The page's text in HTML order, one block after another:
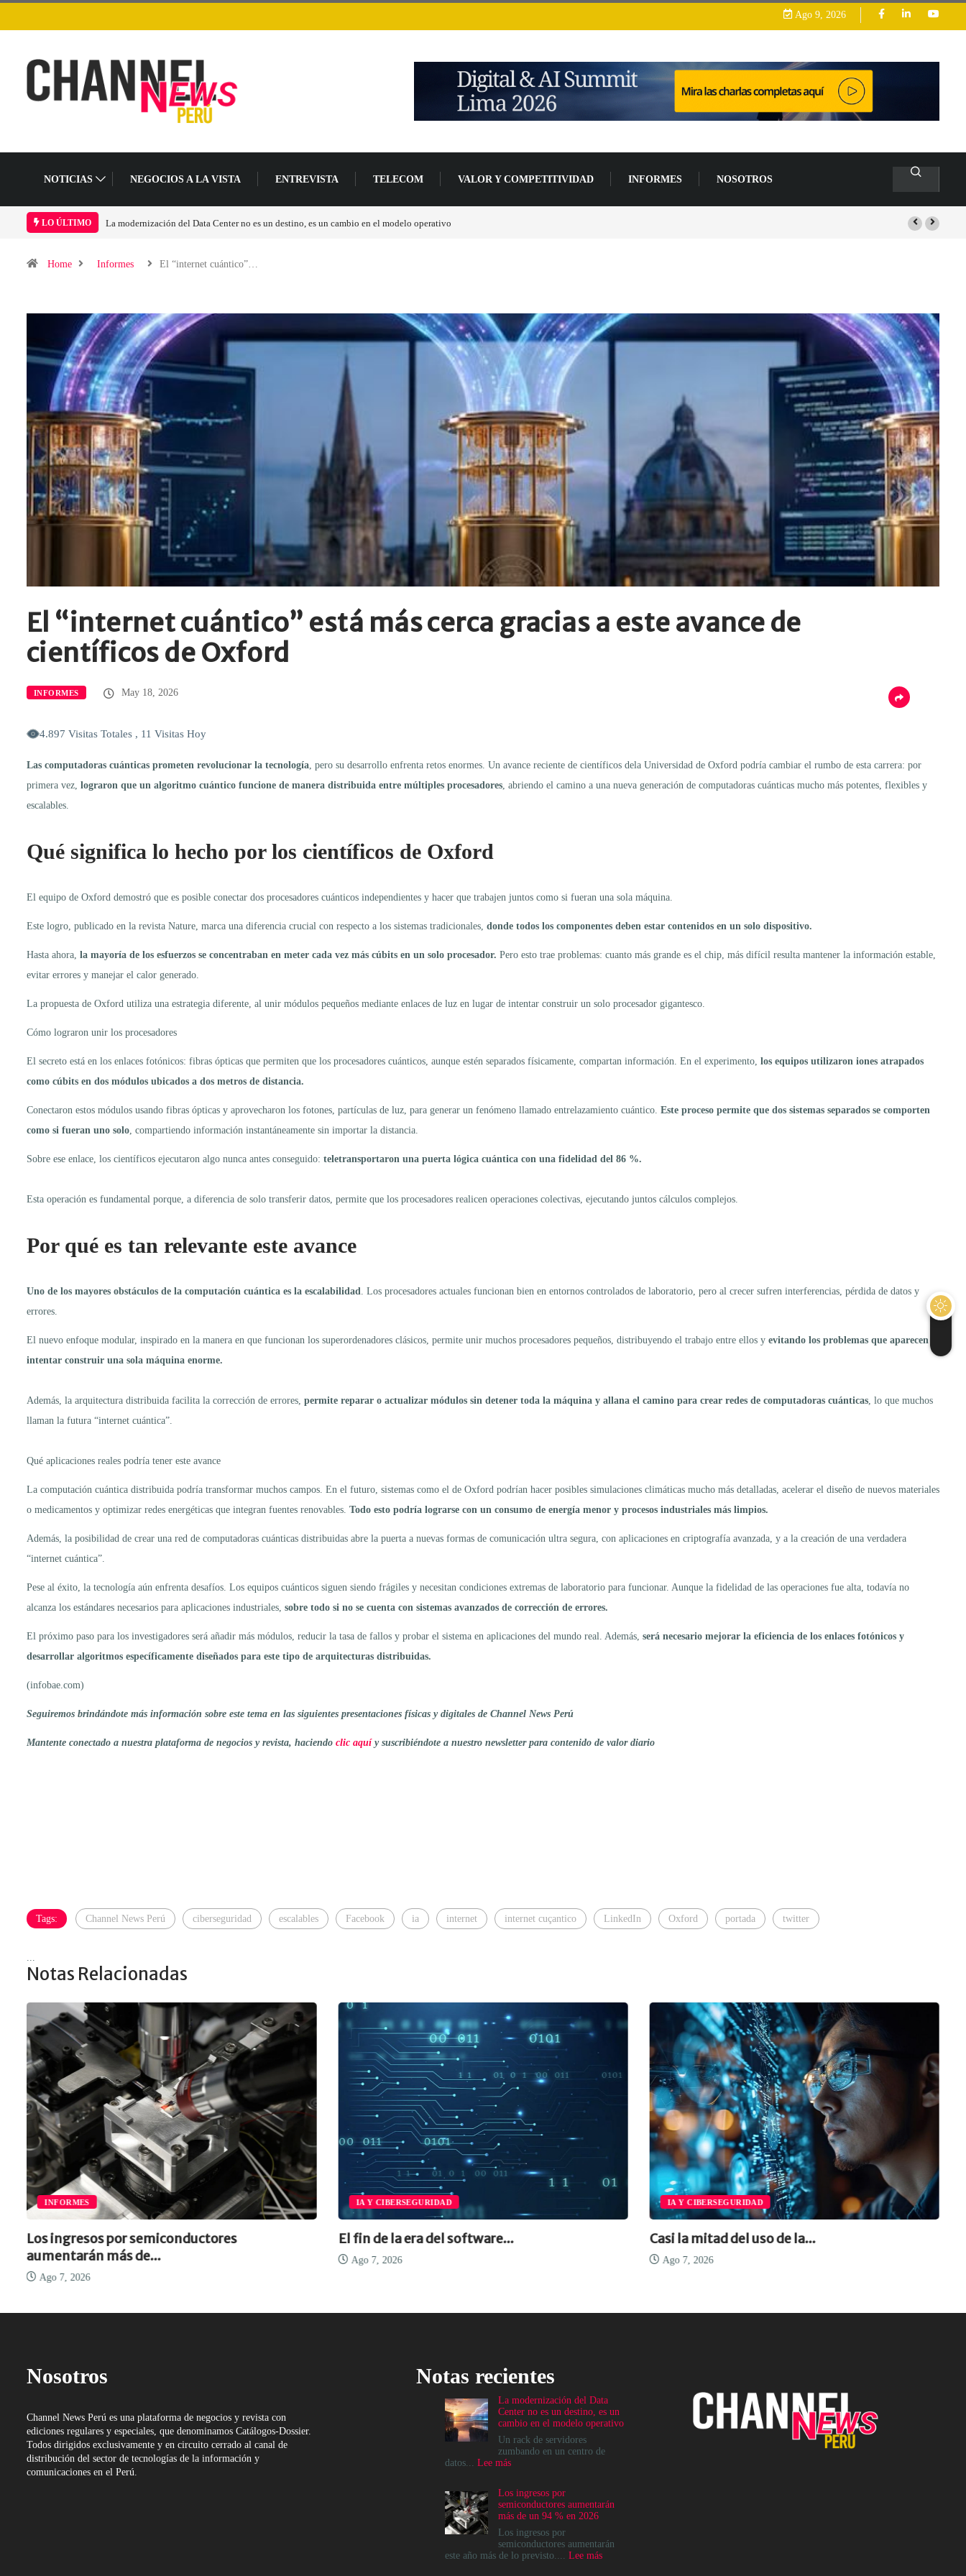
Ago 9, 2026
NOTICIAS NEGOCIOS A LA VISTA ENTREVISTA TELECOM VALOR Y COMPETITIVIDAD INFORMES NOSOTROS
LO ÚLTIMO Los ingresos por semiconductores aumentarán más de un 94 % en 2026
Home Informes El “internet cuántico”…
El “internet cuántico” está más cerca gracias a este avance de
científicos de Oxford
INFORMES May 18, 2026
4.897 Visitas Totales , 11 Visitas Hoy
Las computadoras cuánticas prometen revolucionar la tecnología , pero su desarrollo enfrenta retos enormes. Un avance reciente de científicos dela Universidad de Oxford podría cambiar el rumbo de esta carrera: por
primera vez, lograron que un algoritmo cuántico funcione de manera distribuida entre múltiples procesadores , abriendo el camino a una nueva generación de computadoras cuánticas mucho más potentes, flexibles y
escalables.
Qué significa lo hecho por los científicos de Oxford
El equipo de Oxford demostró que es posible conectar dos procesadores cuánticos independientes y hacer que trabajen juntos como si fueran una sola máquina.
Este logro, publicado en la revista Nature, marca una diferencia crucial con respecto a los sistemas tradicionales, donde todos los componentes deben estar contenidos en un solo dispositivo.
Hasta ahora, la mayoría de los esfuerzos se concentraban en meter cada vez más cúbits en un solo procesador. Pero esto trae problemas: cuanto más grande es el chip, más difícil resulta mantener la información estable,
evitar errores y manejar el calor generado.
La propuesta de Oxford utiliza una estrategia diferente, al unir módulos pequeños mediante enlaces de luz en lugar de intentar construir un solo procesador gigantesco.
Cómo lograron unir los procesadores
El secreto está en los enlaces fotónicos: fibras ópticas que permiten que los procesadores cuánticos, aunque estén separados físicamente, compartan información. En el experimento, los equipos utilizaron iones atrapados
como cúbits en dos módulos ubicados a dos metros de distancia.
Conectaron estos módulos usando fibras ópticas y aprovecharon los fotones, partículas de luz, para generar un fenómeno llamado entrelazamiento cuántico. Este proceso permite que dos sistemas separados se comporten
como si fueran uno solo , compartiendo información instantáneamente sin importar la distancia.
Sobre ese enlace, los científicos ejecutaron algo nunca antes conseguido: teletransportaron una puerta lógica cuántica con una fidelidad del 86 %.
Esta operación es fundamental porque, a diferencia de solo transferir datos, permite que los procesadores realicen operaciones colectivas, ejecutando juntos cálculos complejos.
Por qué es tan relevante este avance
Uno de los mayores obstáculos de la computación cuántica es la escalabilidad
. Los procesadores actuales funcionan bien en entornos controlados de laboratorio, pero al crecer sufren interferencias, pérdida de datos y
errores.
El nuevo enfoque modular, inspirado en la manera en que funcionan los superordenadores clásicos, permite unir muchos procesadores pequeños, distribuyendo el trabajo entre ellos y evitando los problemas que aparecen al
intentar construir una sola máquina enorme.
Además, la arquitectura distribuida facilita la corrección de errores, permite reparar o actualizar módulos sin detener toda la máquina y allana el camino para crear redes de computadoras cuánticas , lo que muchos
llaman la futura “internet cuántica”.
Qué aplicaciones reales podría tener este avance
La computación cuántica distribuida podría transformar muchos campos. En el futuro, sistemas como el de Oxford podrían hacer posibles simulaciones climáticas mucho más detalladas, acelerar el diseño de nuevos materiales
o medicamentos y optimizar redes energéticas que integran fuentes renovables. Todo esto podría lograrse con un consumo de energía menor y procesos industriales más limpios.
Además, la posibilidad de crear una red de computadoras cuánticas distribuidas abre la puerta a nuevas formas de comunicación ultra segura, con aplicaciones en criptografía avanzada, y a la creación de una verdadera
“internet cuántica”.
Pese al éxito, la tecnología aún enfrenta desafíos. Los equipos cuánticos siguen siendo frágiles y necesitan condiciones extremas de laboratorio para funcionar. Aunque la fidelidad de las operaciones fue alta, todavía no
alcanza los estándares necesarios para aplicaciones industriales, sobre todo si no se cuenta con sistemas avanzados de corrección de errores.
El próximo paso para los investigadores será añadir más módulos, reducir la tasa de fallos y probar el sistema en aplicaciones del mundo real. Además, será necesario mejorar la eficiencia de los enlaces fotónicos y
desarrollar algoritmos específicamente diseñados para este tipo de arquitecturas distribuidas.
(infobae.com)
Seguiremos brindándote más información sobre este tema en las siguientes presentaciones físicas y digitales de Channel News Perú
Mantente conectado a nuestra plataforma de negocios y revista, haciendo clic aquíy suscribiéndote a nuestro newsletter para contenido de valor diario
Tags: Channel News Perú ciberseguridad escalables Facebook ia internet internet cuçantico LinkedIn Oxford portada twitter
Notas Relacionadas
INFORMES
Los ingresos por semiconductores
aumentarán más de...
Ago 7, 2026
IA Y CIBERSEGURIDAD
El fin de la era del software...
Ago 7, 2026
IA Y CIBERSEGURIDAD
Casi la mitad del uso de la...
Ago 7, 2026
Nosotros
Channel News Perú es una plataforma de negocios y revista con
ediciones regulares y especiales, que denominamos Catálogos-Dossier.
Todos dirigidos exclusivamente y en circuito cerrado al canal de
distribución del sector de tecnologías de la información y
comunicaciones en el Perú.
Notas recientes
La modernización del Data
Center no es un destino, es un
cambio en el modelo operativo
Un rack de servidores
zumbando en un centro de
datos... Lee más:
del
Data
Center
no
es
un
Los ingresos por
semiconductores aumentarán
más de un 94 % en 2026
Los ingresos por
semiconductores aumentarán
este año más de lo previsto.... Lee más: